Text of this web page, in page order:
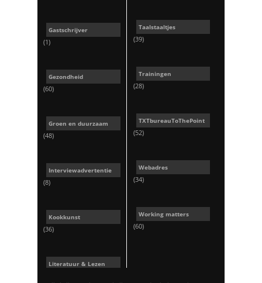
Gastschrijver
(1)
Gezondheid
(60)
Groen en duurzaam
(48)
Interviewadvertentie
(8)
Kookkunst
(36)
Literatuur & Lezen
Taalstaaltjes
(39)
Trainingen
(28)
TXTbureauToThePoint
(52)
Webadres
(34)
Working matters
(60)